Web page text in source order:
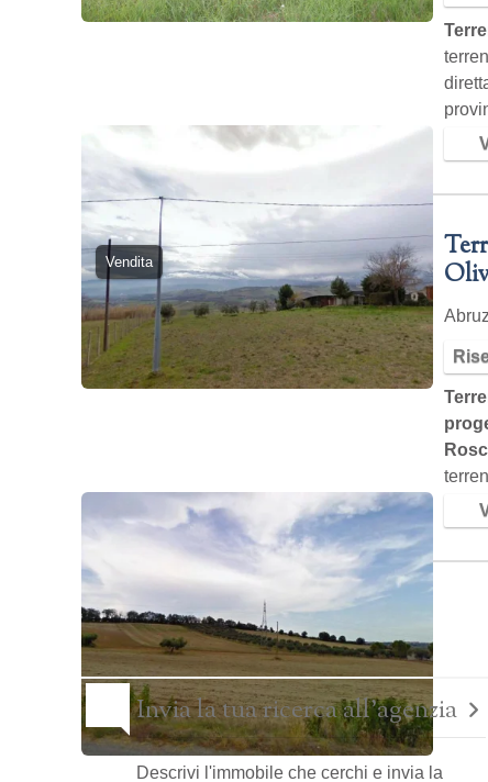
Vendita
Pagina 1 2 3 4
Invia la tua ricerca all'agenzia
Descrivi l'immobile che cerchi e invia la